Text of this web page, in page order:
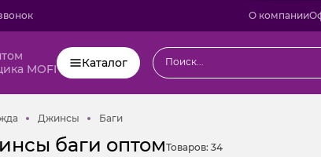
О компании
MOFI
Каталог
Женская одежда
Джинсы Джинсы
БагиБаги
баги оптомТоваров: 34